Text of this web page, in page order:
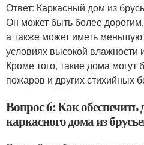
Ответ: Каркасный дом из
Он может быть более
а также может иметь меньшую
условиях высокой
Кроме того, такие дома
пожаров и других стихийных
Вопрос 6: Как обеспечить
каркасного дома из